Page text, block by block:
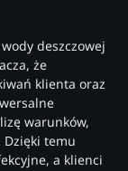
deszczowej
że
klienta oraz
warunków,
Dzięki temu
a klienci